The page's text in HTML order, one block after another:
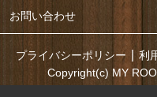
お問い合わせ
プライバシーポリシー 利
Copyright(c) MY